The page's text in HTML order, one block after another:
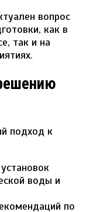
вопрос
как в
так и на
подход к
воды и
по